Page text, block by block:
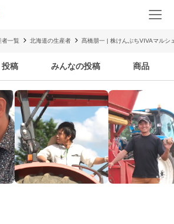
者一覧 北海道の生産者 髙橋朋一 | 株けんぶちVIVAマルシ
投稿 みんなの投稿 商品